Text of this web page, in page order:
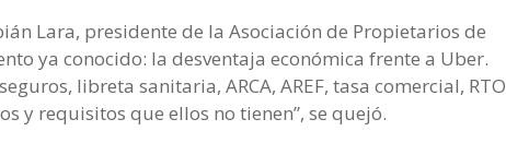
Lara, presidente de la Asociación de Propietarios de
ya conocido: la desventaja económica frente a Uber.
libreta sanitaria, ARCA, AREF, tasa comercial, RTO
y requisitos que ellos no tienen”, se quejó.